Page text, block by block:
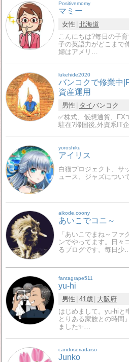
Positivemomy
マミー
女性 北海道
こんにちは?毎日の子
子の英語力がどこまで
婦はアメリ…
lukehide2020
バンコクで修業中
資産運用
男性 タイ バンコク
✅株式、仮想通貨、FX
駐在?帰国後,外資系IT
yoroshiku
アイリス
白猫プロジェクト、サ
ュース、ジャズについ
aikode.coony
あいこでコニ～
「あいこでまね～ファ
ンでやってます。日々
るブログです。毎日少…
fantagrape511
yu-hi
男性 41歳
大阪府
はじめまして。yu-hiと
とりある家族との時間
ました✨…
candoseriadaiso
Junko